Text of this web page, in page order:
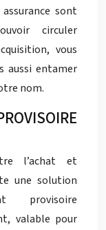
sont
circuler
vous
aussi entamer
nom.
l’achat et
une solution
provisoire
valable pour